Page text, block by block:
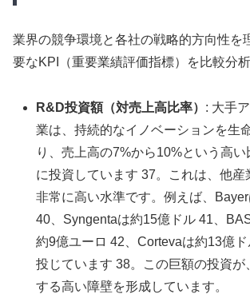
業界の競争環境と各社の戦略的方向性を
要なKPI（重要業績評価指標）を比較分析
R&D投資額（対売上高比率） : 大手
業は、持続的なイノベーションを生
り、売上高の7%から10%という高
に投資しています 37。これは、他産
非常に高い水準です。例えば、
40、Syngentaは約15億ドル 41、
約9億ユーロ 42、Cortevaは約13億
投じています 38。この巨額の投資が
する高い障壁を形成しています。